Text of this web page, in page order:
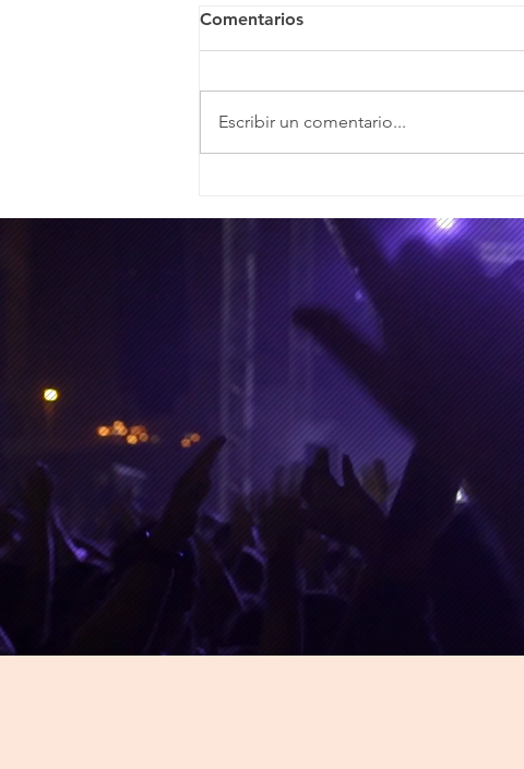
legado de Oasis
Comentarios
Escribir un comentario...